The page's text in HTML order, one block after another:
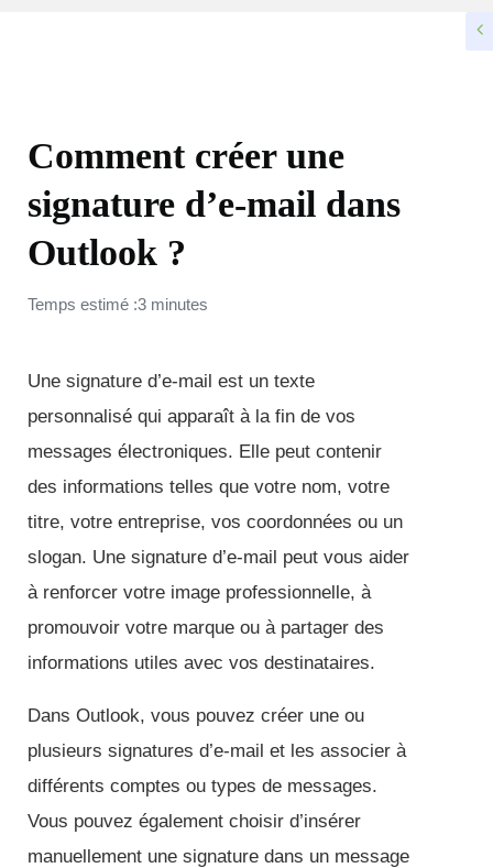
Comment créer une
signature d’e-mail dans
Outlook ?
Temps estimé :3 minutes
Une signature d’e-mail est un texte
personnalisé qui apparaît à la fin de vos
messages électroniques. Elle peut contenir
des informations telles que votre nom, votre
titre, votre entreprise, vos coordonnées ou un
slogan. Une signature d’e-mail peut vous aider
à renforcer votre image professionnelle, à
promouvoir votre marque ou à partager des
informations utiles avec vos destinataires.
Dans Outlook, vous pouvez créer une ou
plusieurs signatures d’e-mail et les associer à
différents comptes ou types de messages.
Vous pouvez également choisir d’insérer
manuellement une signature dans un message